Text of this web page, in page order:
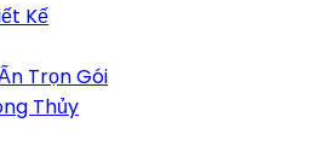
Kế
Trọn Gói
Thủy